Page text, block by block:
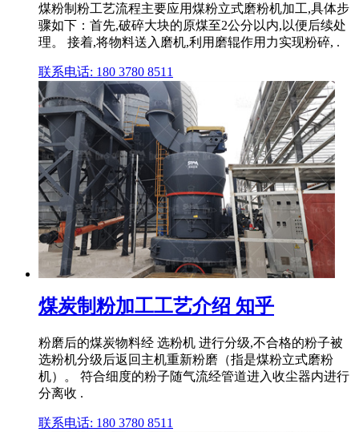
煤粉制粉工艺流程主要应用煤粉立式磨粉机加工,具体步
骤如下：首先,破碎大块的原煤至2公分以内,以便后续处
理。 接着,将物料送入磨机,利用磨辊作用力实现粉碎, .
联系电话: 180 3780 8511
煤炭制粉加工工艺介绍 知乎
粉磨后的煤炭物料经 选粉机 进行分级,不合格的粉子被
选粉机分级后返回主机重新粉磨（指是煤粉立式磨粉
机）。 符合细度的粉子随气流经管道进入收尘器内进行
分离收 .
联系电话: 180 3780 8511